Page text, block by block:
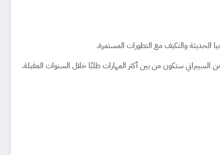
الحديثة والتكيف مع التطورات المستمرة.
السيبراني ستكون من بين أكثر المهارات طلبًا خلال السنوات المقبلة.